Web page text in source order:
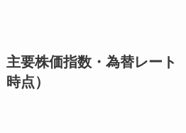
主要株価指数・為替レート
時点）